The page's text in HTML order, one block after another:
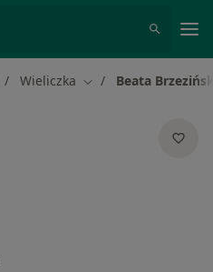
Wieliczka Zmień miasto
Beata